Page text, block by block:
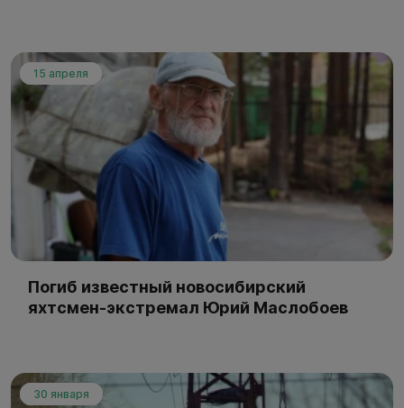
15 апреля
Погиб известный новосибирский
яхтсмен-экстремал Юрий Маслобоев
30 января